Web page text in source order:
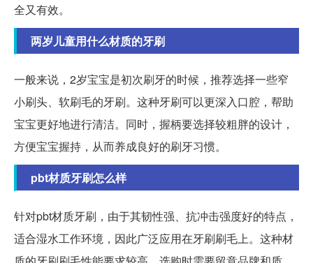
全又有效。
两岁儿童用什么材质的牙刷
一般来说，2岁宝宝是初次刷牙的时候，推荐选择一些窄
小刷头、软刷毛的牙刷。这种牙刷可以更深入口腔，帮助
宝宝更好地进行清洁。同时，握柄要选择较粗胖的设计，
方便宝宝握持，从而养成良好的刷牙习惯。
pbt材质牙刷怎么样
针对pbt材质牙刷，由于其韧性强、抗冲击强度好的特点，
适合湿水工作环境，因此广泛应用在牙刷刷毛上。这种材